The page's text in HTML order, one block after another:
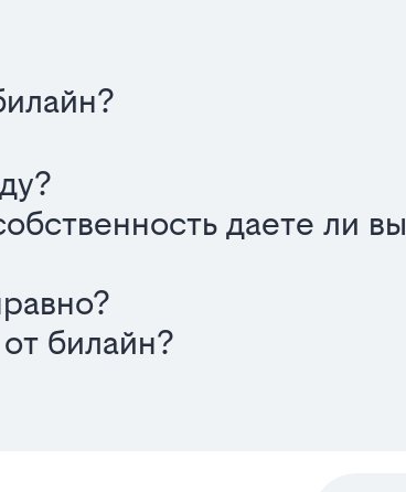
даете ли вы
билайн?